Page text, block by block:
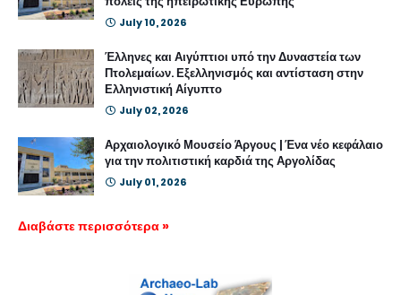
July 10, 2026
Έλληνες και Αιγύπτιοι υπό την Δυναστεία των
Πτολεμαίων. Εξελληνισμός και αντίσταση στην
Ελληνιστική Αίγυπτο
July 02, 2026
Αρχαιολογικό Μουσείο Άργους | Ένα νέο κεφάλαιο
για την πολιτιστική καρδιά της Αργολίδας
July 01, 2026
Διαβάστε περισσότερα »